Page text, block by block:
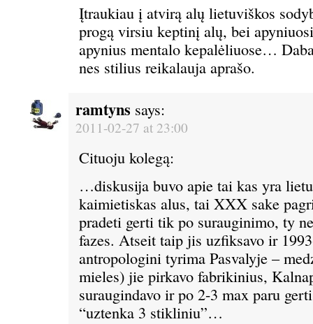
Įtraukiau į atvirą alų lietuviškos
progą virsiu keptinį alų, bei
apynius mentalo kepalėliuose…
nes stilius reikalauja aprašo.
ramtyns says:
2011-02-27 at 23:00
Cituoju kolegą:
…diskusija buvo apie tai kas yra
kaimietiskas alus, tai XXX sake
pradeti gerti tik po surauginimo, ty
fazes. Atseit taip jis uzfiksavo ir
antropologini tyrima Pasvalyje –
mieles) jie pirkavo fabrikinius,
suraugindavo ir po 2-3 max paru
“uztenka 3 stikliniu”…